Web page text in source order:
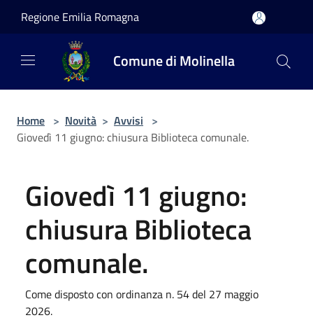
Regione Emilia Romagna
Comune di Molinella
Home > Novità > Avvisi >
Giovedì 11 giugno: chiusura Biblioteca comunale.
Giovedì 11 giugno:
chiusura Biblioteca
comunale.
Come disposto con ordinanza n. 54 del 27 maggio
2026.